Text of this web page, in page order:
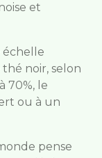
et
échelle
noir, selon
70%, le
ou à un
pense